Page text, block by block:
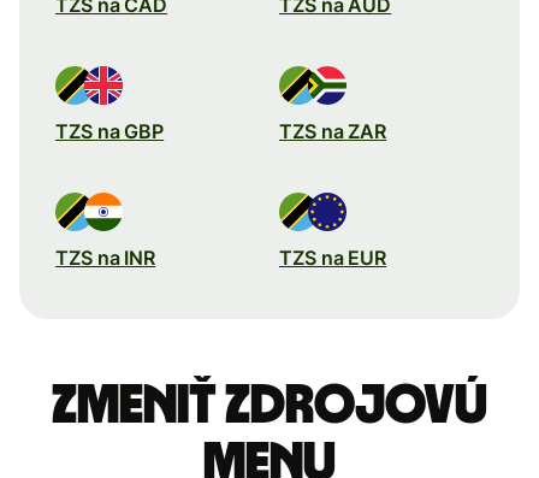
TZS na GBP TZS na ZAR
TZS na INR TZS na EUR
Zmeniť zdrojovú
menu